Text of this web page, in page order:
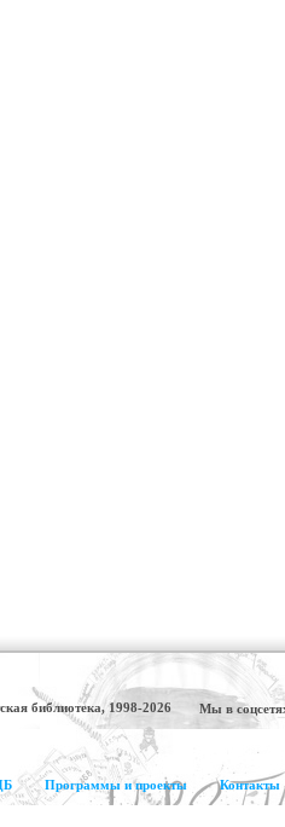
библиотека, 1998-2026 Мы в
Программы и проекты Контакты